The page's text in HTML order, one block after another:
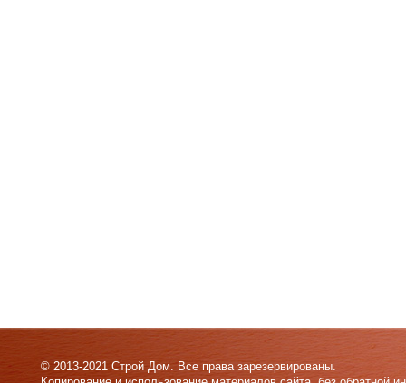
© 2013-2021 Строй Дом. Все права зарезервированы.